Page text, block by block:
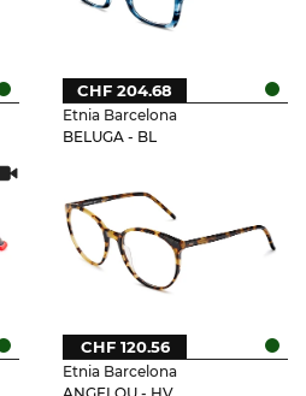
Etnia Barcelona
BELUGA - BL
CHF 204.68
Etnia Barcelona
CHF 120.56